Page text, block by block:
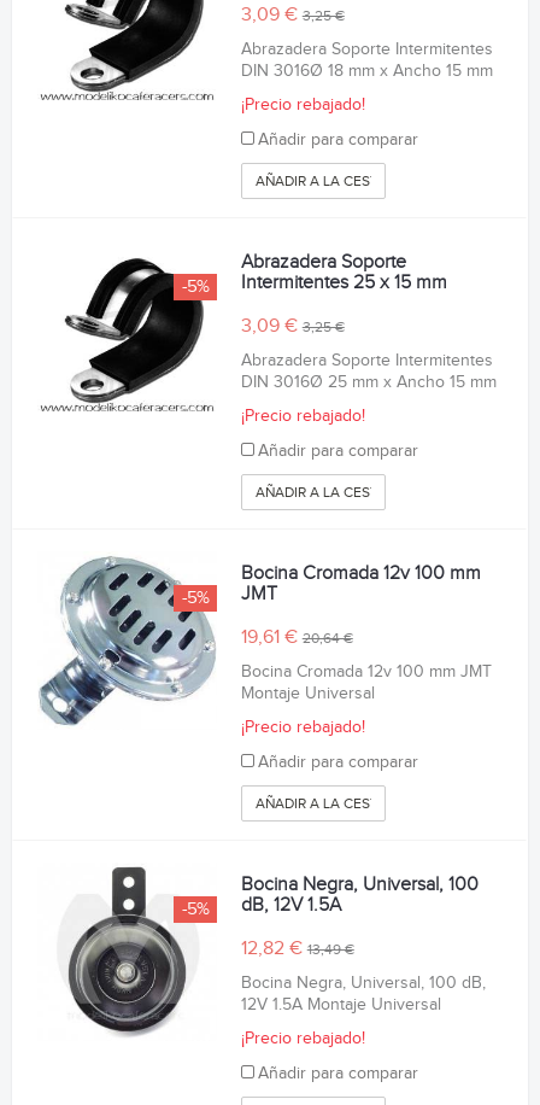
3,09 €3,25 €
Abrazadera Soporte Intermitentes
DIN 3016Ø 18 mm x Ancho 15 mm
¡Precio rebajado!
Añadir para comparar
AÑADIR A LA CESTA
-5%
Abrazadera Soporte
Intermitentes 25 x 15 mm
3,09 €3,25 €
Abrazadera Soporte Intermitentes
DIN 3016Ø 25 mm x Ancho 15 mm
¡Precio rebajado!
Añadir para comparar
AÑADIR A LA CESTA
-5%
Bocina Cromada 12v 100 mm
JMT
19,61 €20,64 €
Bocina Cromada 12v 100 mm JMT
Montaje Universal
¡Precio rebajado!
Añadir para comparar
AÑADIR A LA CESTA
-5%
Bocina Negra, Universal, 100
dB, 12V 1.5A
12,82 €13,49 €
Bocina Negra, Universal, 100 dB,
12V 1.5A Montaje Universal
¡Precio rebajado!
Añadir para comparar